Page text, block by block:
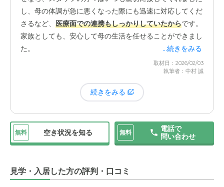
看護師の方もいらっしゃったようで、日頃から母の健康状
態を気にかけてくれていたのだと思います。高齢になる
と、いつ何が起こるか分かりません。万が一の時にもすぐ
に重要なポイントだと改めて感じました。居室の環境が良
かったことも、満足している点の一つです。見学の時に確
認した通り、部屋はいつもきれいに保たれていましたし、
す。母は寝たきりに近い状態だったので、一日の大半を居
室で過ごします。その空間が衛生的で、プライバシーがき
ちんと守られていることは、本人の尊厳を保つ上でも非常
すことができたのは、この整った設備のおかげだと感じて
います。
し、母の体調が急に悪くなった際にも迅速に対応してくだ
さるなど、 医療面での連携もしっかりしていたからです。
家族としても、安心して母の生活を任せることができまし
た。
...続きをみる
取材日：2026/02/03
執筆者：中村 誠
続きをみる
無料 空き状況を知る 無料
電話で
問い合わせ
見学・入居した方の評判・口コミ